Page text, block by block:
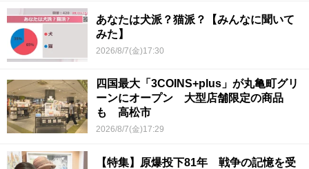
あなたは犬派？猫派？【みんなに聞いて
みた】
2026/8/7(金)17:30
四国最大「3COINS+plus」が丸亀町グリ
ーンにオープン 大型店舗限定の商品
も 高松市
2026/8/7(金)17:29
【特集】原爆投下81年 戦争の記憶を受